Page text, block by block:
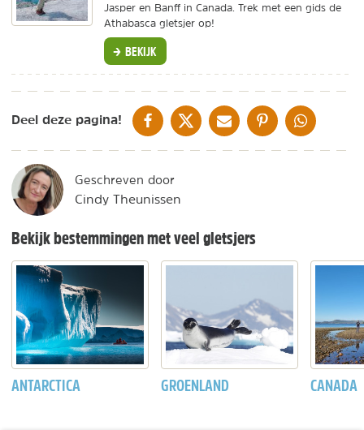
Jasper en Banff in Canada. Trek met een gids de
Athabasca gletsjer op!
BEKIJK
Deel deze pagina! DELEN OP FACEBOOK
DELEN OP XDELEN VIA DE MAIL
DELEN OP PINTEREST
DELEN OP
Geschreven door
Cindy Theunissen
Bekijk bestemmingen met veel gletsjers
ANTARCTICA GROENLAND CANADA